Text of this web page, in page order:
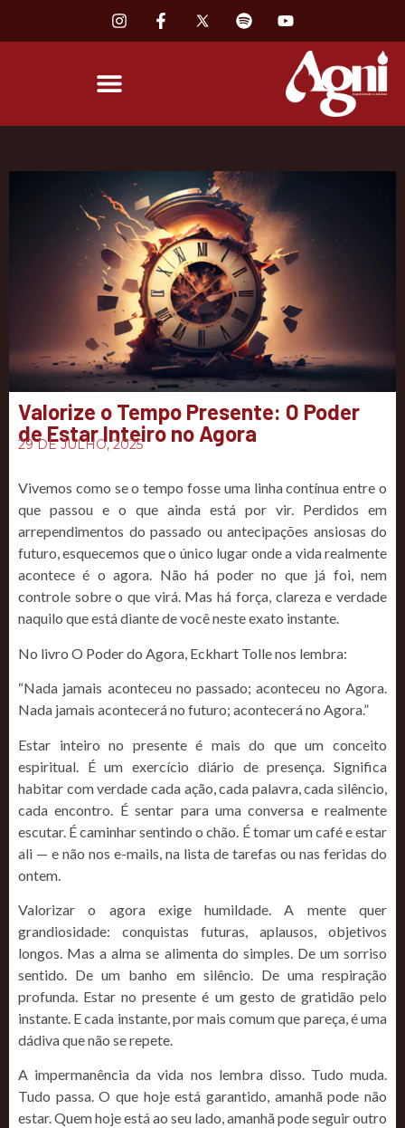
Valorize o Tempo Presente: O Poder
de Estar Inteiro no Agora
29 DE JULHO, 2025
Vivemos como se o tempo fosse uma linha contínua entre o
que passou e o que ainda está por vir. Perdidos em
arrependimentos do passado ou antecipações ansiosas do
futuro, esquecemos que o único lugar onde a vida realmente
acontece é o agora. Não há poder no que já foi, nem
controle sobre o que virá. Mas há força, clareza e verdade
naquilo que está diante de você neste exato instante.
No livro O Poder do Agora, Eckhart Tolle nos lembra:
“Nada jamais aconteceu no passado; aconteceu no Agora.
Nada jamais acontecerá no futuro; acontecerá no Agora.”
Estar inteiro no presente é mais do que um conceito
espiritual. É um exercício diário de presença. Significa
habitar com verdade cada ação, cada palavra, cada silêncio,
cada encontro. É sentar para uma conversa e realmente
escutar. É caminhar sentindo o chão. É tomar um café e estar
ali — e não nos e-mails, na lista de tarefas ou nas feridas do
ontem.
Valorizar o agora exige humildade. A mente quer
grandiosidade: conquistas futuras, aplausos, objetivos
longos. Mas a alma se alimenta do simples. De um sorriso
sentido. De um banho em silêncio. De uma respiração
profunda. Estar no presente é um gesto de gratidão pelo
instante. E cada instante, por mais comum que pareça, é uma
dádiva que não se repete.
A impermanência da vida nos lembra disso. Tudo muda.
Tudo passa. O que hoje está garantido, amanhã pode não
estar. Quem hoje está ao seu lado, amanhã pode seguir outro